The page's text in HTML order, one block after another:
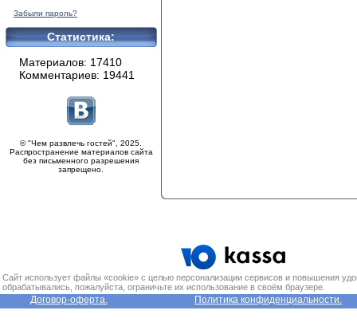
Забыли пароль?
Статистика:
Материалов: 17410
Комментариев: 19441
© "Чем развлечь гостей", 2025.
Распространение материалов сайта
без письменного разрешения
запрещено.
Сайт использует файлы «cookie» с целью персонализации сервисов и повышения
обрабатывались, пожалуйста, ограничьте их использование в своём браузере.
Договор-оферта. Политика конфиденциальности.